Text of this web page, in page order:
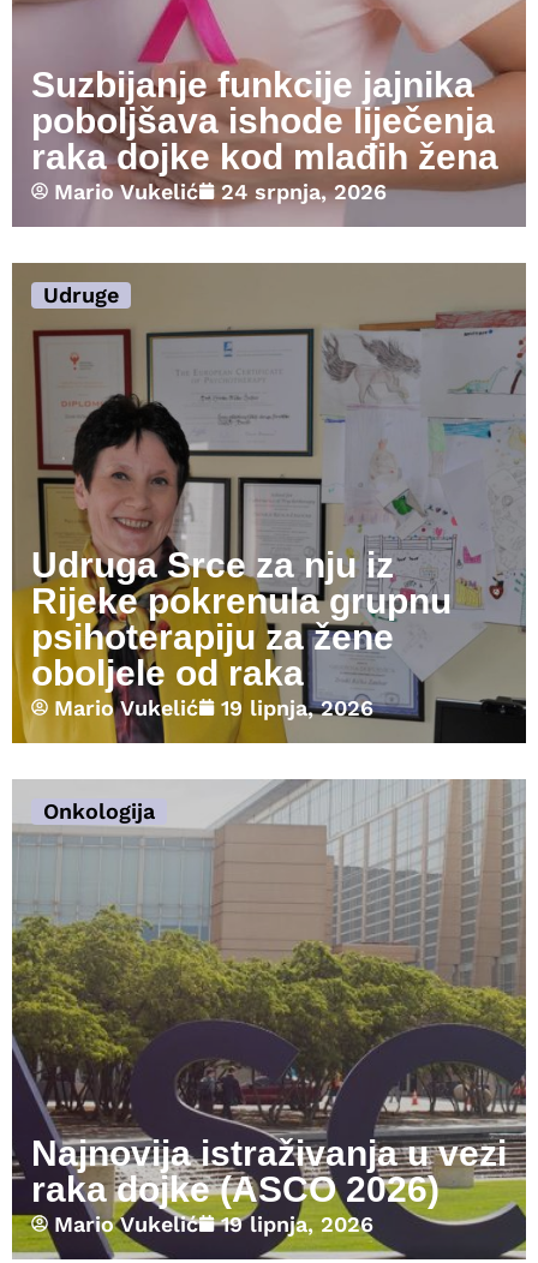
Suzbijanje funkcije jajnika
poboljšava ishode liječenja
raka dojke kod mlađih žena
Mario Vukelić 24 srpnja, 2026
Udruge
Udruga Srce za nju iz
Rijeke pokrenula grupnu
psihoterapiju za žene
oboljele od raka
Mario Vukelić 19 lipnja, 2026
Onkologija
Najnovija istraživanja u vezi
raka dojke (ASCO 2026)
Mario Vukelić 19 lipnja, 2026